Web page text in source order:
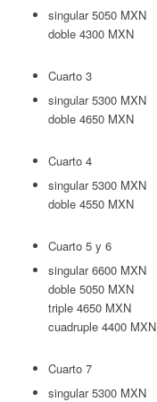
singular 5050 MXN
doble 4300 MXN
Cuarto 3
singular 5300 MXN
doble 4650 MXN
Cuarto 4
singular 5300 MXN
doble 4550 MXN
Cuarto 5 y 6
singular 6600 MXN
doble 5050 MXN
triple 4650 MXN
cuadruple 4400 MXN
Cuarto 7
singular 5300 MXN